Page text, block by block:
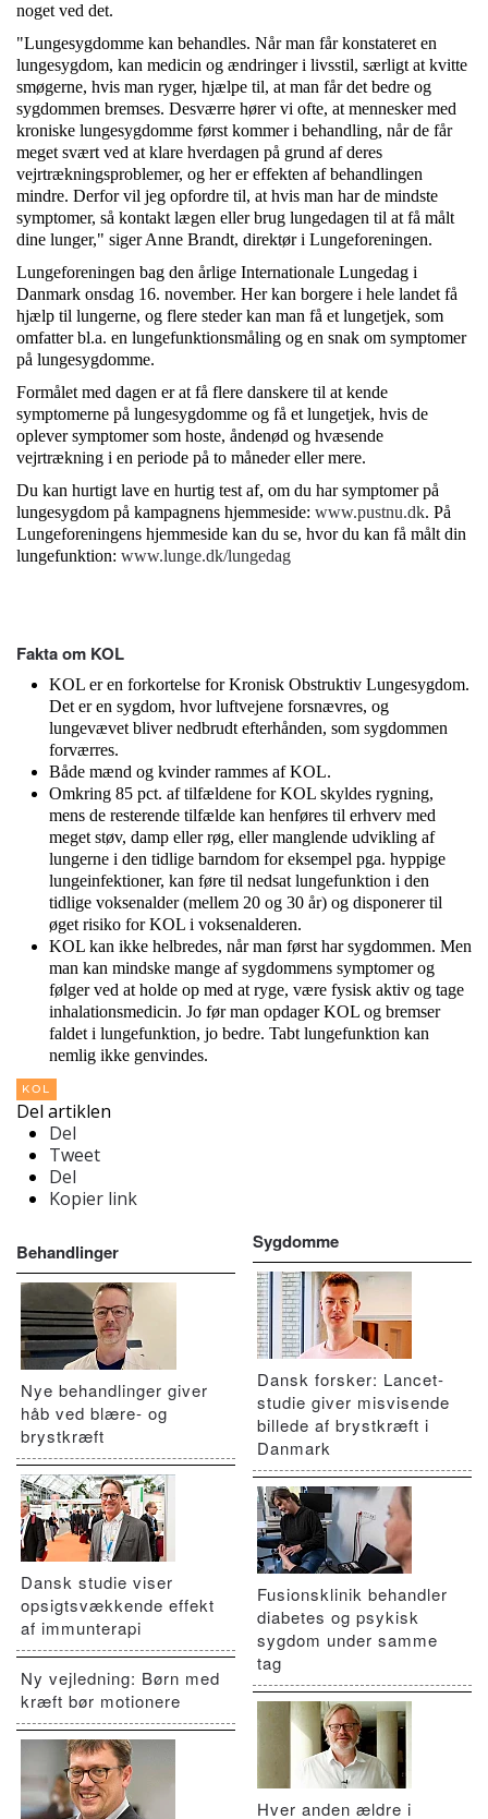
noget ved det.
"Lungesygdomme kan behandles. Når man får konstateret en
lungesygdom, kan medicin og ændringer i livsstil, særligt at kvitte
smøgerne, hvis man ryger, hjælpe til, at man får det bedre og
sygdommen bremses. Desværre hører vi ofte, at mennesker med
kroniske lungesygdomme først kommer i behandling, når de får
meget svært ved at klare hverdagen på grund af deres
vejrtrækningsproblemer, og her er effekten af behandlingen
mindre. Derfor vil jeg opfordre til, at hvis man har de mindste
symptomer, så kontakt lægen eller brug lungedagen til at få målt
dine lunger," siger Anne Brandt, direktør i Lungeforeningen.
Lungeforeningen bag den årlige Internationale Lungedag i
Danmark onsdag 16. november. Her kan borgere i hele landet få
hjælp til lungerne, og flere steder kan man få et lungetjek, som
omfatter bl.a. en lungefunktionsmåling og en snak om symptomer
på lungesygdomme.
Formålet med dagen er at få flere danskere til at kende
symptomerne på lungesygdomme og få et lungetjek, hvis de
oplever symptomer som hoste, åndenød og hvæsende
vejrtrækning i en periode på to måneder eller mere.
Du kan hurtigt lave en hurtig test af, om du har symptomer på
lungesygdom på kampagnens hjemmeside: www.pustnu.dk. På
Lungeforeningens hjemmeside kan du se, hvor du kan få målt din
lungefunktion: www.lunge.dk/lungedag
Fakta om KOL
KOL er en forkortelse for Kronisk Obstruktiv Lungesygdom.
Det er en sygdom, hvor luftvejene forsnævres, og
lungevævet bliver nedbrudt efterhånden, som sygdommen
forværres.
Både mænd og kvinder rammes af KOL.
Omkring 85 pct. af tilfældene for KOL skyldes rygning,
mens de resterende tilfælde kan henføres til erhverv med
meget støv, damp eller røg, eller manglende udvikling af
lungerne i den tidlige barndom for eksempel pga. hyppige
lungeinfektioner, kan føre til nedsat lungefunktion i den
tidlige voksenalder (mellem 20 og 30 år) og disponerer til
øget risiko for KOL i voksenalderen.
KOL kan ikke helbredes, når man først har sygdommen. Men
man kan mindske mange af sygdommens symptomer og
følger ved at holde op med at ryge, være fysisk aktiv og tage
inhalationsmedicin. Jo før man opdager KOL og bremser
faldet i lungefunktion, jo bedre. Tabt lungefunktion kan
nemlig ikke genvindes.
KOL
Del artiklen
Del
Tweet
Del
Kopier link
Behandlinger
Nye behandlinger giver
håb ved blære- og
brystkræft
Dansk studie viser
opsigtsvækkende effekt
af immunterapi
Ny vejledning: Børn med
kræft bør motionere
Sygdomme
Dansk forsker: Lancet-
studie giver misvisende
billede af brystkræft i
Danmark
Fusionsklinik behandler
diabetes og psykisk
sygdom under samme
tag
Hver anden ældre i